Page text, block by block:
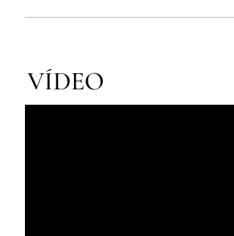
VÍDEO